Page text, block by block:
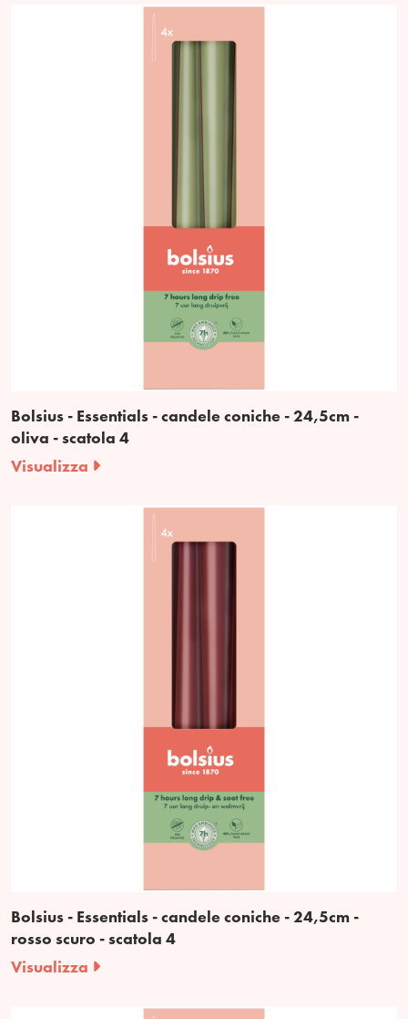
Bolsius - Essentials - candele coniche - 24,5cm -
oliva - scatola 4
Visualizza
Bolsius - Essentials - candele coniche - 24,5cm -
rosso scuro - scatola 4
Visualizza